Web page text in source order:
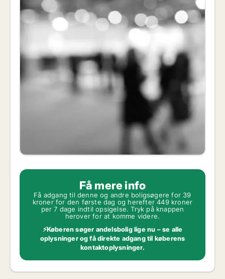
Få mere info
Få adgang til denne og andre boligsøgere for 39
kroner for den første dag og herefter 449 kroner
per 7 dage indtil opsigelse. Tryk på knappen
herover for at komme videre.
⚡Køberen søger andelsbolig lige nu – se alle
oplysninger og få direkte adgang til køberens
kontaktoplysninger.